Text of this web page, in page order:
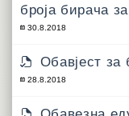
броја бирача
30.8.2018
Обавјест за
28.8.2018